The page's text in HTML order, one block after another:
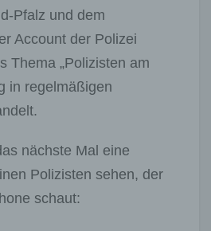
Pfalz und dem
Account der Polizei
Thema „Polizisten am
in regelmäßigen
nächste Mal eine
Polizisten sehen, der
schaut: